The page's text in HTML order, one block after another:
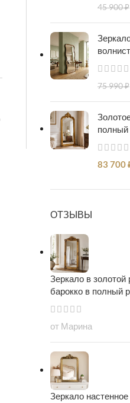
45 900₽
75 990₽
полный
83 700
ОТЗЫВЫ
Зеркало в золотой
барокко в полный
от Марина
Зеркало